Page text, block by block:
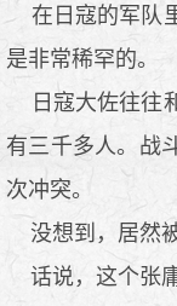
在日寇的军队里
是非常稀罕的。
日寇大佐往往
有三千多人。战
次冲突。
没想到，居然
话说，这个张